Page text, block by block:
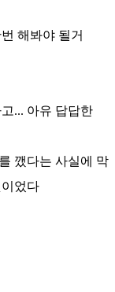
해봐야 될거
... 아유 답답한
깼다는 사실에 막
었다